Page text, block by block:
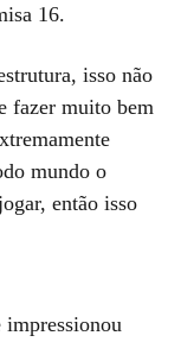
16.
isso não
fazer muito bem
mundo o
então isso
impressionou